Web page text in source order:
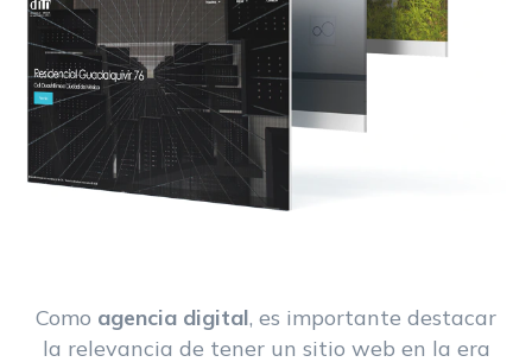
Como agencia digital, es importante destacar
la relevancia de tener un sitio web en la era